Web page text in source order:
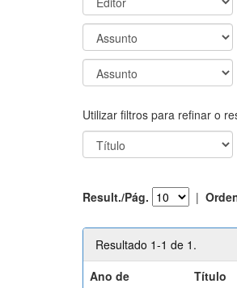
Utilizar filtros para refinar o
Result./Pág. |
Resultado 1-1 de 1.
Ano de
Título